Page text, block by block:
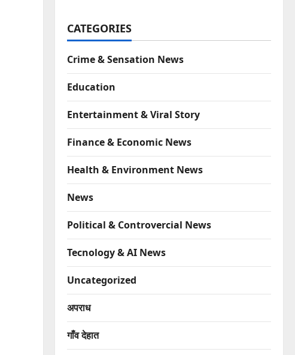
CATEGORIES
Crime & Sensation News
Education
Entertainment & Viral Story
Finance & Economic News
Health & Environment News
News
Political & Controvercial News
Tecnology & AI News
Uncategorized
अपराध
गाँव देहात